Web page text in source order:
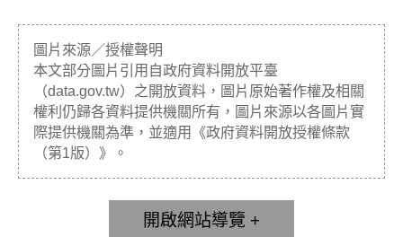
圖片來源／授權聲明
本文部分圖片引用自政府資料開放平臺
（data.gov.tw）之開放資料，圖片原始著作權及相關
權利仍歸各資料提供機關所有，圖片來源以各圖片實
際提供機關為準，並適用《政府資料開放授權條款
（第1版）》。
網站導覽